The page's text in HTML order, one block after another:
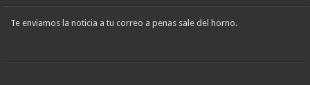
Te enviamos la noticia a tu correo a penas sale del horno.